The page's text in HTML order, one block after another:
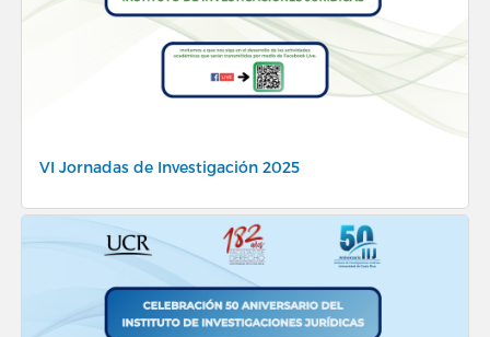
VI Jornadas de Investigación 2025